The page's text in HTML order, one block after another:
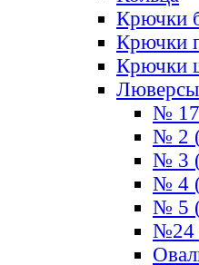
Крючки
Крючки
Крючки
Люверсы
№
№ 2
№ 3
№ 4
№ 5
№24